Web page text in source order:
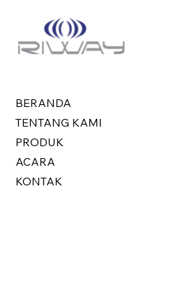
BERANDA
TENTANG KAMI
PRODUK
ACARA
KONTAK